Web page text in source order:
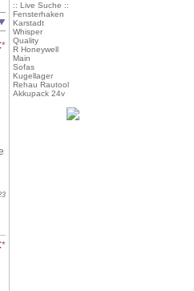
*
*
:: Live Suche ::
Fensterhaken
Karstadt
Whisper
Quality
R Honeywell
Main
Sofas
Kugellager
Rehau Rautool
Akkupack 24v